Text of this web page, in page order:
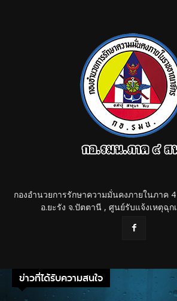
กองอำนวยการรักษาความมั่นคงภายในภาค
อ.ยะรัง จ.ปัตตานี , ศูนย์รับแจ้งเหตุฉุก
ข่าวที่ได้รับความสนใจ